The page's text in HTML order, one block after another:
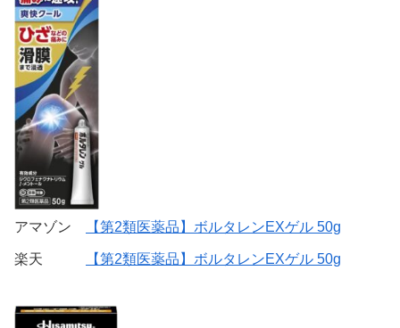
アマゾン 【第2類医薬品】ボルタレンEXゲル 50g
楽天 【第2類医薬品】ボルタレンEXゲル 50g